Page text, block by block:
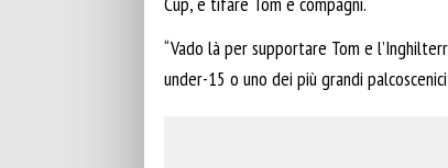
“Vado là per supportare Tom e
under-15 o uno dei più grandi